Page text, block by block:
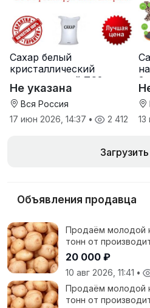
Сахар белый
кристаллический
свекловичный ТС2 от
производителя
Не указана
Вся Россия
17 июн 2026, 14:37 • 2 412
13
Объявления продавца
Продаём молодой
тонн от
20 000 ₽
10 авг 2026, 11:41 •
Продаём молодой
тонн от